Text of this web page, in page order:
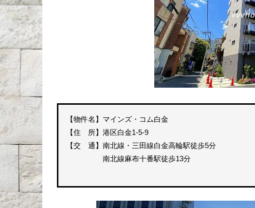
【物件名】マインズ・コム白金
【住 所】港区白金1-5-9
【交 通】南北線・三田線白金高輪駅徒歩5分
南北線麻布十番駅徒歩13分